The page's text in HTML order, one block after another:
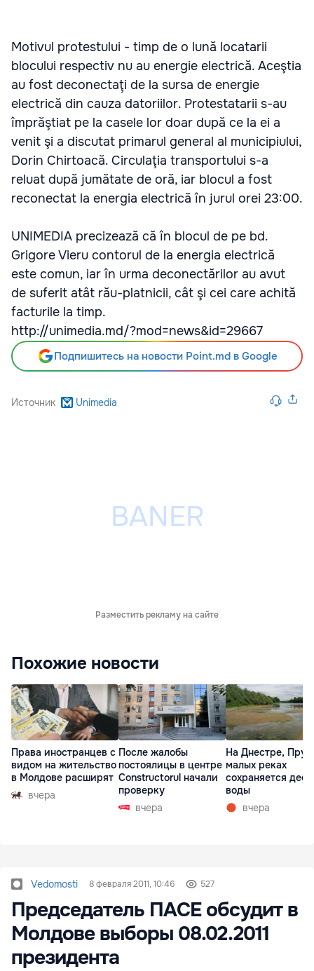
Motivul protestului - timp de o lună locatarii
blocului respectiv nu au energie electrică. Aceştia
au fost deconectaţi de la sursa de energie
electrică din cauza datoriilor. Protestatarii s-au
împrăştiat pe la casele lor doar după ce la ei a
venit şi a discutat primarul general al municipiului,
Dorin Chirtoacă. Circulaţia transportului s-a
reluat după jumătate de oră, iar blocul a fost
reconectat la energia electrică în jurul orei 23:00.
UNIMEDIA precizează că în blocul de pe bd.
Grigore Vieru contorul de la energia electrică
este comun, iar în urma deconectărilor au avut
de suferit atât rău-platnicii, cât şi cei care achită
facturile la timp.
http://unimedia.md/?mod=news&id=29667
Подпишитесь на новости Point.md в Google
Источник Unimedia
Разместить рекламу на сайте
Похожие новости
Права иностранцев с
видом на жительство
в Молдове расширят
вчера
После жалобы
постоялицы в центре
Constructorul начали
проверку
вчера
На Днестре,
малых реках
сохраняется
воды
вчера
Vedomosti 8 февраля 2011, 10:46 527
Председатель ПАСЕ обсудит в
Молдове выборы 08.02.2011
президента